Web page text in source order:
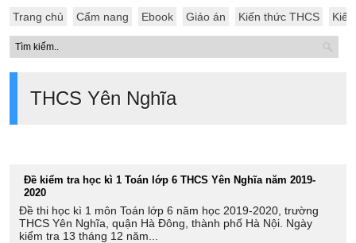
Trang chủ Cẩm nang Ebook Giáo án Kiến thức THCS
THCS Yên Nghĩa
Đề kiểm tra học kì 1 Toán lớp 6 THCS Yên Nghĩa năm 2019-
2020
Đề thi học kì 1 môn Toán lớp 6 năm học 2019-2020, trường
THCS Yên Nghĩa, quận Hà Đông, thành phố Hà Nội. Ngày
kiểm tra 13 tháng 12 năm...